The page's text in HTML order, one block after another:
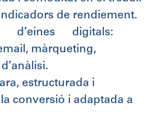
de rendiement.
d’eines digitals:
màrqueting,
estructurada i
conversió i adaptada a